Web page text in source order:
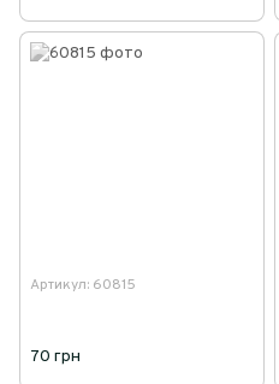
Артикул: 60815
70 грн